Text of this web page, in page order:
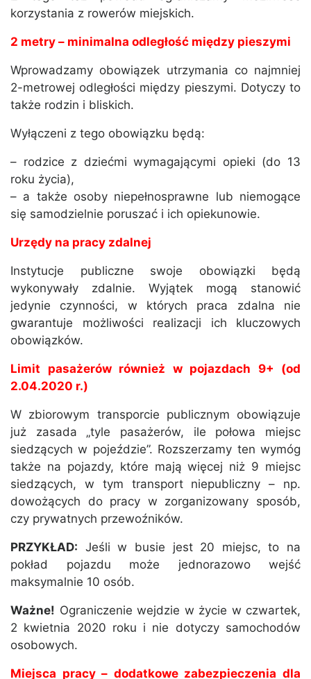
korzystania z rowerów miejskich.
2 metry – minimalna odległość między pieszymi
Wprowadzamy obowiązek utrzymania co najmniej
2-metrowej odległości między pieszymi. Dotyczy to
także rodzin i bliskich.
Wyłączeni z tego obowiązku będą:
– rodzice z dziećmi wymagającymi opieki (do 13
roku życia),
– a także osoby niepełnosprawne lub niemogące
się samodzielnie poruszać i ich opiekunowie.
Urzędy na pracy zdalnej
Instytucje publiczne swoje obowiązki będą
wykonywały zdalnie. Wyjątek mogą stanowić
jedynie czynności, w których praca zdalna nie
gwarantuje możliwości realizacji ich kluczowych
obowiązków.
Limit pasażerów również w pojazdach 9+ (od
2.04.2020 r.)
W zbiorowym transporcie publicznym obowiązuje
już zasada „tyle pasażerów, ile połowa miejsc
siedzących w pojeździe”. Rozszerzamy ten wymóg
także na pojazdy, które mają więcej niż 9 miejsc
siedzących, w tym transport niepubliczny – np.
dowożących do pracy w zorganizowany sposób,
czy prywatnych przewoźników.
PRZYKŁAD: Jeśli w busie jest 20 miejsc, to na
pokład pojazdu może jednorazowo wejść
maksymalnie 10 osób.
Ważne! Ograniczenie wejdzie w życie w czwartek,
2 kwietnia 2020 roku i nie dotyczy samochodów
osobowych.
Miejsca pracy – dodatkowe zabezpieczenia dla